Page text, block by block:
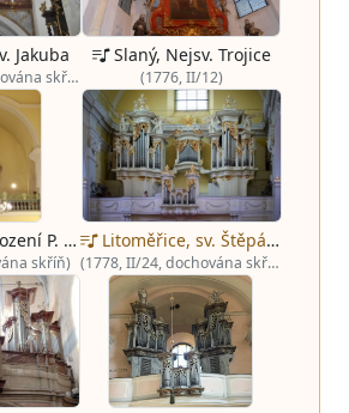
Jakuba
(1776, II/22, dochována skříň)
Slaný, Nejsv. Trojice
(1776, II/12)
P. Marie
skříň)
Litoměřice, sv. Štěpána, velké varhany
(1778, II/24, dochována skříň)